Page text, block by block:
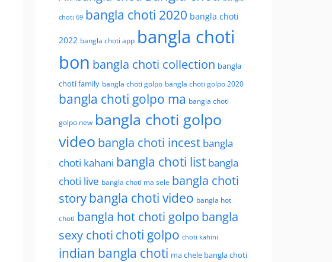
choti 69 bangla choti 2020 bangla choti
2022 bangla choti app bangla choti
bon bangla choti collection bangla
choti family bangla choti golpo bangla choti golpo 2020
bangla choti golpo ma bangla choti
golpo new bangla choti golpo
video bangla choti incest bangla
choti kahani bangla choti list bangla
choti live bangla choti ma sele bangla choti
storybangla choti video bangla hot
choti bangla hot choti golpo bangla
sexy choti choti golpo choti kahini
indian bangla choti ma chele bangla choti